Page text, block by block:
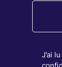
J’ai